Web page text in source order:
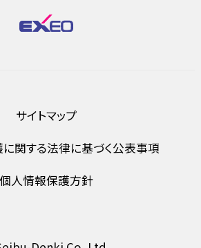
サイトマップ
関する法律に基づく公表事項
個人情報保護方針